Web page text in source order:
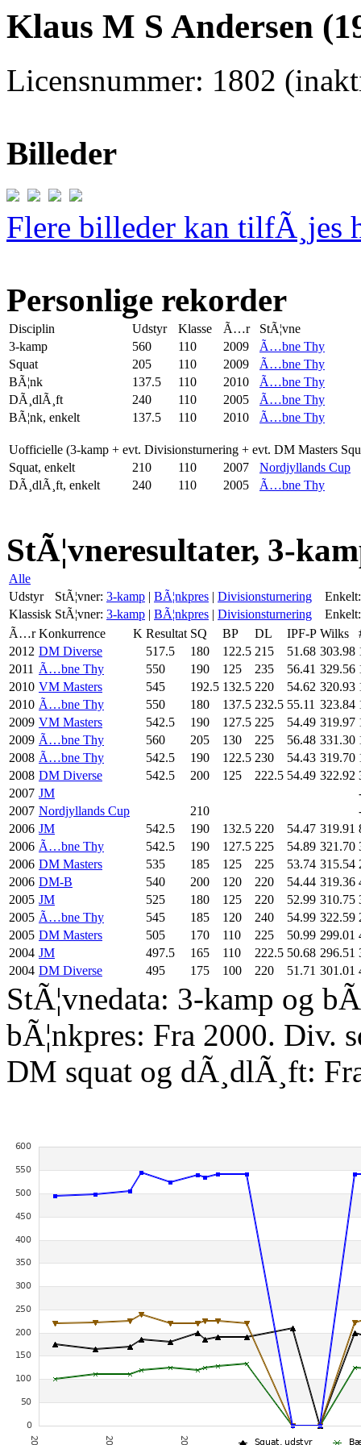
Klaus M S Andersen
Licensnummer: 1802
Billeder
Flere billeder kan tilfÃ¸jes
Personlige rekorder
Disciplin Udstyr Klasse Ã…r
StÃ¦vne
3-kamp
560 110 2009
Ã…bne Thy
Squat
205 110 2009
Ã…bne Thy
BÃ¦nk
137.5 110 2010
Ã…bne Thy
DÃ¸dlÃ¸ft
240 110 2005
Ã…bne Thy
BÃ¦nk, enkelt
137.5 110 2010 Ã…bne Thy
Uofficielle (3-kamp + evt. Divisionsturnering + evt. DM Masters
Squat, enkelt
210 110 2007
Nordjyllands Cup
DÃ¸dlÃ¸ft, enkelt
240 110 2005 Ã…bne Thy
StÃ¦vneresultater, 3-
Alle
Udstyr
StÃ¦vner: 3-kamp | BÃ¦nkpres | Divisionsturnering
Enkelt:
Klassisk StÃ¦vner: 3-kamp | BÃ¦nkpres | Divisionsturnering
Enkelt:
Ã…r Konkurrence K Resultat SQ BP DL IPF-P Wilks
2012 DM Diverse 517.5 180 122.5 215 51.68 303.98
2011 Ã…bne Thy 550 190 125 235 56.41 329.56
2010 VM Masters 545 192.5 132.5 220 54.62 320.93
2010 Ã…bne Thy 550 180 137.5 232.5 55.11 323.84
2009 VM Masters 542.5 190 127.5 225 54.49 319.97
2009 Ã…bne Thy 560 205 130 225 56.48 331.30
2008 Ã…bne Thy 542.5 190 122.5 230 54.43 319.70
2008 DM Diverse 542.5 200 125 222.5 54.49 322.92
2007 JM
2007 Nordjyllands Cup 210
2006 JM 542.5 190 132.5 220 54.47 319.91
2006 Ã…bne Thy 542.5 190 127.5 225 54.89 321.70
2006 DM Masters 535 185 125 225 53.74 315.54
2006 DM-B 540 200 120 220 54.44 319.36
2005 JM 525 180 125 220 52.99 310.75
2005 Ã…bne Thy 545 185 120 240 54.99 322.59
2005 DM Masters 505 170 110 225 50.99 299.01
2004 JM 497.5 165 110 222.5 50.68 296.51
2004 DM Diverse 495 175 100 220 51.71 301.01
StÃ¦vnedata: 3-kamp og
bÃ¦nkpres: Fra 2000. Div.
DM squat og dÃ¸dlÃ¸ft: